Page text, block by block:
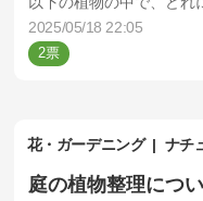
2025/05/18 22:05
2
花・ガーデニング ナチ
庭の植物整理につ